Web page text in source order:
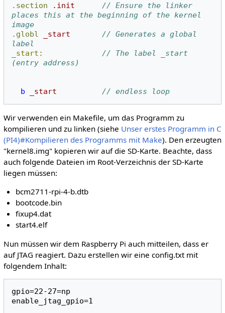
.section .init
// Ensure the linker
places this at the beginning of the kernel
image
.globl
_start
// Generates a global
label
_start:
// The label _start
(entry address)
b _start // endless loop
Wir verwenden ein Makefile, um das Programm zu
kompilieren und zu linken (siehe Unser erstes Programm in C
(PI4)#Kompilieren des Programms mit Make). Den erzeugten
"kernel8.img" kopieren wir auf die SD-Karte. Beachte, dass
auch folgende Dateien im Root-Verzeichnis der SD-Karte
liegen müssen:
bcm2711-rpi-4-b.dtb
bootcode.bin
fixup4.dat
start4.elf
Nun müssen wir dem Raspberry Pi auch mitteilen, dass er
auf JTAG reagiert. Dazu erstellen wir eine config.txt mit
folgendem Inhalt:
gpio=22-27=np
enable_jtag_gpio=1